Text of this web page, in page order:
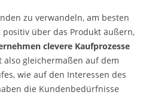
zu verwandeln, am besten
über das Produkt äußern,
clevere Kaufprozesse
also gleichermaßen auf dem
wie auf den Interessen des
die Kundenbedürfnisse